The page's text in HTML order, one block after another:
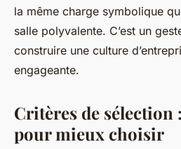
la même charge symbolique
salle polyvalente. C’est un
construire une culture
engageante.
Critères de sélection
pour mieux choisir